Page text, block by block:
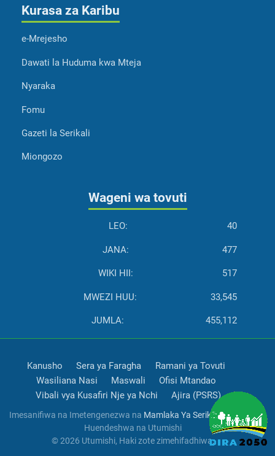
Kurasa za Karibu
e-Mrejesho
Dawati la Huduma kwa Mteja
Nyaraka
Fomu
Gazeti la Serikali
Miongozo
Wageni wa tovuti
LEO: 40
JANA: 477
WIKI HII: 517
MWEZI HUU: 33,545
JUMLA: 455,112
Kanusho Sera ya Faragha
Ramani ya Tovuti
Wasiliana Nasi
Maswali
Ofisi Mtandao
Vibali vya Kusafiri Nje ya Nchi
Ajira (PSRS)
Imesanifiwa na Imetengenezwa na Mamlaka Ya Serikali Mtandao
Huendeshwa na Utumishi
© 2026 Utumishi, Haki zote zimehifadhiwa.